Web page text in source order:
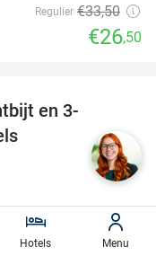
Regulier €33,50
€26,50
en 3-
€45
toeristenbelasting
Hotels Menu